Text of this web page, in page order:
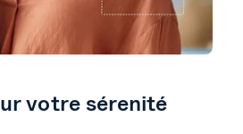
votre sérenité